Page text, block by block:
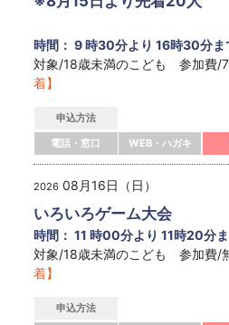
時間： 9 時30分より 16時30分ま
対象/18歳未満のこども 参加費
着】
申込方法
電話・窓口
WEB・ハガキ
2026 08月16日（日）
いろいろゲーム大会
時間： 11 時00分より 11時20分
対象/18歳未満のこども 参加費/
着】
申込方法